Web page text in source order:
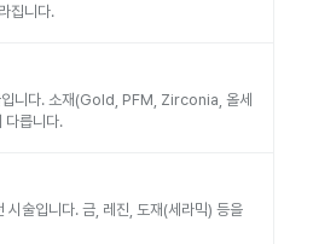
집니다.
입니다. 소재(Gold, PFM, Zirconia, 올세
다릅니다.
시술입니다. 금, 레진, 도재(세라믹) 등을